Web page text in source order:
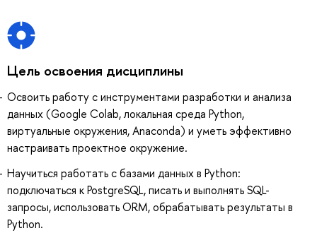
Цель освоения дисциплины
Освоить работу с инструментами разработки и анализа
данных (Google Colab, локальная среда Python,
виртуальные окружения, Anaconda) и уметь эффективно
настраивать проектное окружение.
Научиться работать с базами данных в Python:
подключаться к PostgreSQL, писать и выполнять SQL-
запросы, использовать ORM, обрабатывать результаты в
Python.